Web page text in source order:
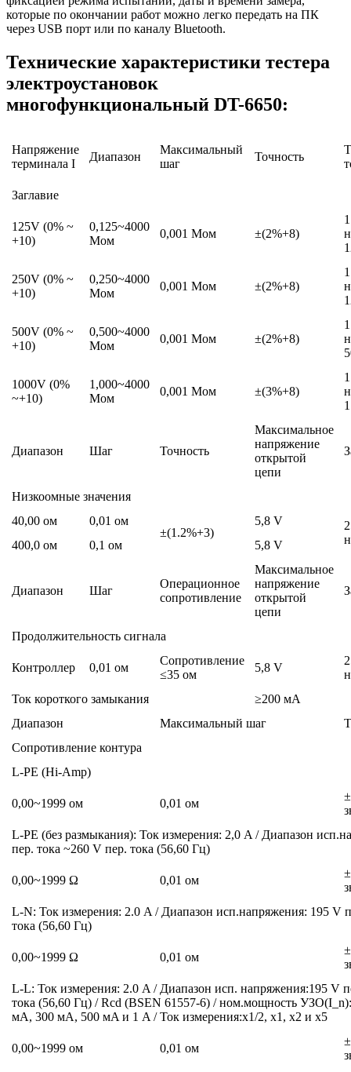
которые по окончании работ можно легко передать на ПК
через USB порт или по каналу Bluetooth.
Технические характеристики тестера
электроустановок
многофункциональный DT-6650:
Напряжение
терминала I
Диапазон
Максимальный
шаг
Точность
Заглавие
125V (0% ~
+10)
0,125~4000
Мoм
0,001 Мoм ±(2%+8)
250V (0% ~
+10)
0,250~4000
Мoм
0,001 Мoм ±(2%+8)
500V (0% ~
+10)
0,500~4000
Мoм
0,001 Мoм ±(2%+8)
1000V (0%
~+10)
1,000~4000
Мoм
0,001 Мoм ±(3%+8)
Диапазон Шаг Точность
Максимальное
напряжение
открытой
цепи
Низкоомные значения
40,00 oм
0,01 oм
±(1.2%+3)
5,8 V
400,0 oм 0,1 oм 5,8 V
Диапазон Шаг
Операционное
сопротивление
Максимальное
напряжение
открытой
цепи
Продолжительность сигнала
Контроллер 0,01 oм
Сопротивление
≤35 oм
5,8 V
Ток короткого замыкания
≥200 мA
Диапазон
Максимальный шаг
Сопротивление контура
L-PE (Hi-Amp)
0,00~1999 ом 0,01 ом
L-PE (без размыкания): Ток измерения: 2,0 A / Диапазон
пер. тока ~260 V пер. тока (56,60 Гц)
0,00~1999 Ω 0,01 ом
L-N: Ток измерения: 2.0 A / Диапазон исп.напряжения: 195 V
тока (56,60 Гц)
0,00~1999 Ω 0,01 ом
L-L: Ток измерения: 2.0 A / Диапазон исп. напряжения:195 V
тока (56,60 Гц) / Rcd (BSEN 61557-6) / ном.мощность
мA, 300 мA, 500 мA и 1 A / Ток измерения:x1/2, x1, x2 и x5
0,00~1999 ом 0,01 ом